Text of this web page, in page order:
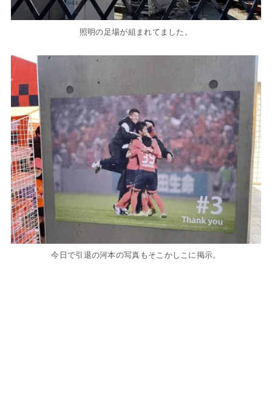
照明の足場が組まれてました。
今日で引退の河本の写真もそこかしこに掲示。